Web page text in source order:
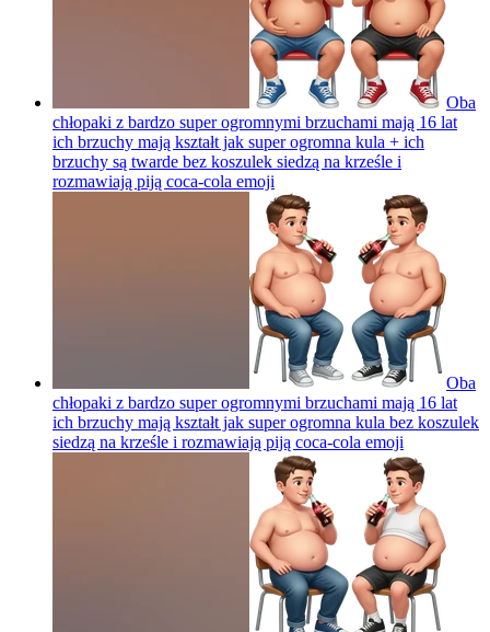
Oba
chłopaki z bardzo super ogromnymi brzuchami mają 16 lat
ich brzuchy mają kształt jak super ogromna kula + ich
brzuchy są twarde bez koszulek siedzą na krześle i
rozmawiają piją coca-cola emoji
Oba
chłopaki z bardzo super ogromnymi brzuchami mają 16 lat
ich brzuchy mają kształt jak super ogromna kula bez koszulek
siedzą na krześle i rozmawiają piją coca-cola emoji